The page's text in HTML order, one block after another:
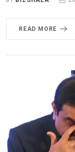
READ MORE